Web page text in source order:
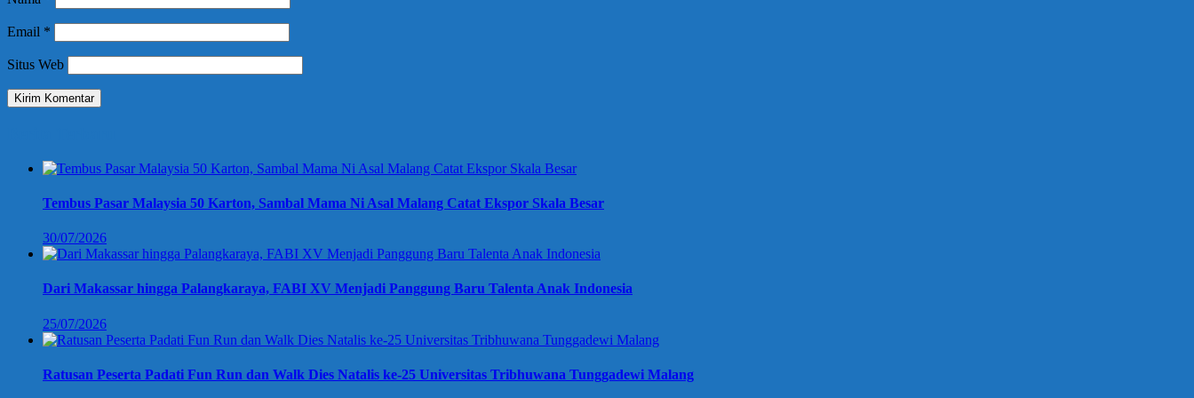
Email *
Situs Web
Tembus Pasar Malaysia 50 Karton, Sambal Mama Ni Asal Malang Catat Ekspor Skala Besar
30/07/2026
Dari Makassar hingga Palangkaraya, FABI XV Menjadi Panggung Baru Talenta Anak Indonesia
25/07/2026
Ratusan Peserta Padati Fun Run dan Walk Dies Natalis ke-25 Universitas Tribhuwana Tunggadewi Malang